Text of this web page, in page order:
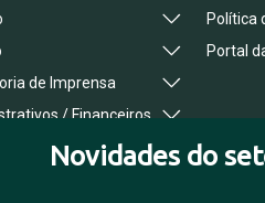
Novidades do
de Imprensa
/ Financeiros
ao Associado
Política
Portal